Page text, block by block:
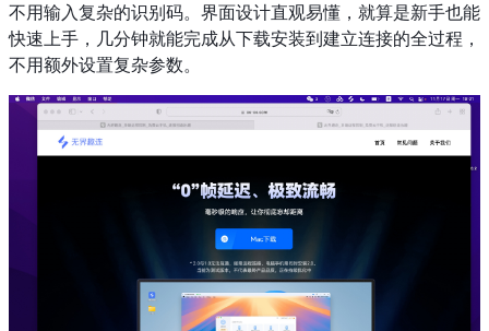
不用输入复杂的识别码。界面设计直观易懂，就算是新手也能
快速上手，几分钟就能完成从下载安装到建立连接的全过程，
不用额外设置复杂参数。